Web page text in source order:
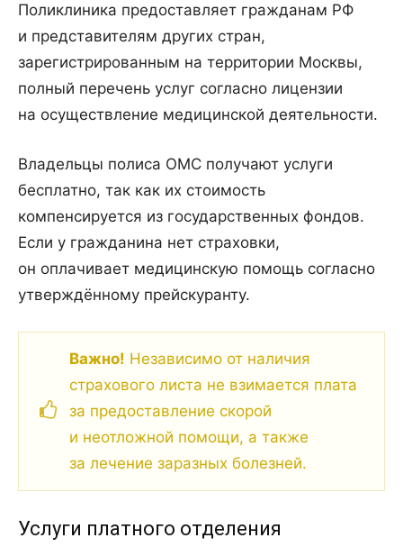
Поликлиника предоставляет гражданам РФ
и представителям других стран,
зарегистрированным на территории Москвы,
полный перечень услуг согласно лицензии
на осуществление медицинской деятельности.
Владельцы полиса ОМС получают услуги
бесплатно, так как их стоимость
компенсируется из государственных фондов.
Если у гражданина нет страховки,
он оплачивает медицинскую помощь согласно
утверждённому прейскуранту.
Важно! Независимо от наличия
страхового листа не взимается плата
за предоставление скорой
и неотложной помощи, а также
за лечение заразных болезней.
Услуги платного отделения